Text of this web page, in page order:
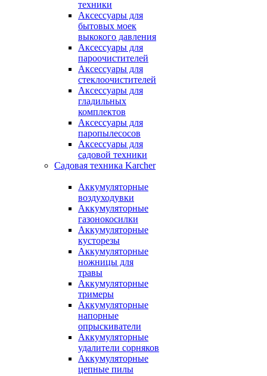
техники
Аксессуары для
бытовых моек
выкокого давления
Аксессуары для
пароочистителей
Аксессуары для
стеклоочистителей
Аксессуары для
гладильных
комплектов
Аксессуары для
паропылесосов
Аксессуары для
садовой техники
Садовая техника Karcher
Аккумуляторные
воздуходувки
Аккумуляторные
газонокосилки
Аккумуляторные
кусторезы
Аккумуляторные
ножницы для
травы
Аккумуляторные
тримеры
Аккумуляторные
напорные
опрыскиватели
Аккумуляторные
удалители сорняков
Аккумуляторные
цепные пилы